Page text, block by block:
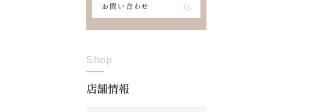
お問い合わせ
Shop
店舗情報